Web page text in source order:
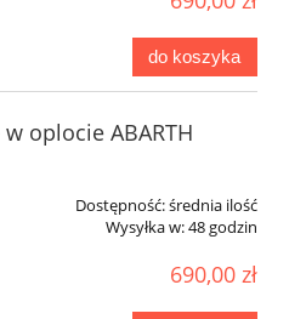
do koszyka
oplocie ABARTH
Dostępność:średnia ilość
Wysyłka w:48 godzin
690,00 zł